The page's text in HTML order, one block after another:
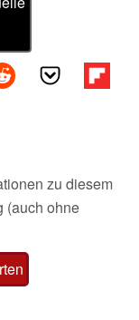
zu diesem
(auch ohne